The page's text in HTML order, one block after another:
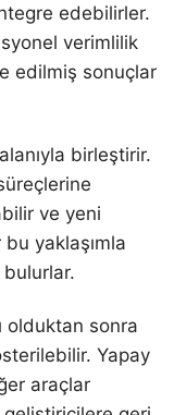
edebilirler.
verimlilik
edilmiş sonuçlar
birleştirir.
ve yeni
bu yaklaşımla
bulurlar.
olduktan sonra
Yapay
araçlar